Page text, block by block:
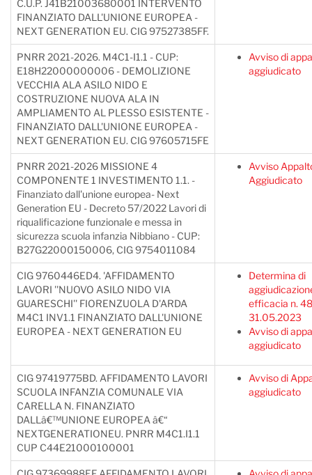
C.U.P. J41B21003680001 INTERVENTO
FINANZIATO DALL'UNIONE EUROPEA -
NEXT GENERATION EU. CIG 97527385FF.
PNRR 2021-2026. M4C1-I1.1 - CUP:
E18H22000000006 - DEMOLIZIONE
VECCHIA ALA ASILO NIDO E
COSTRUZIONE NUOVA ALA IN
AMPLIAMENTO AL PLESSO ESISTENTE -
FINANZIATO DALL'UNIONE EUROPEA -
NEXT GENERATION EU. CIG 97605715FE
Avviso di
aggiudicato
PNRR 2021-2026 MISSIONE 4
COMPONENTE 1 INVESTIMENTO 1.1. -
Finanziato dall'unione europea- Next
Generation EU - Decreto 57/2022 Lavori di
riqualificazione funzionale e messa in
sicurezza scuola infanzia Nibbiano - CUP:
B27G22000150006, CIG 9754011084
Avviso
Aggiudicato
CIG 9760446ED4. 'AFFIDAMENTO
LAVORI ''NUOVO ASILO NIDO VIA
GUARESCHI'' FIORENZUOLA D'ARDA
M4C1 INV1.1 FINANZIATO DALL'UNIONE
EUROPEA - NEXT GENERATION EU
Determina di
efficacia n.
31.05.2023
Avviso di
aggiudicato
CIG 97419775BD. AFFIDAMENTO LAVORI
SCUOLA INFANZIA COMUNALE VIA
CARELLA N. FINANZIATO
DALLâ€™UNIONE EUROPEA â€“
NEXTGENERATIONEU. PNRR M4C1.I1.1
CUP C44E21000100001
Avviso di
aggiudicato